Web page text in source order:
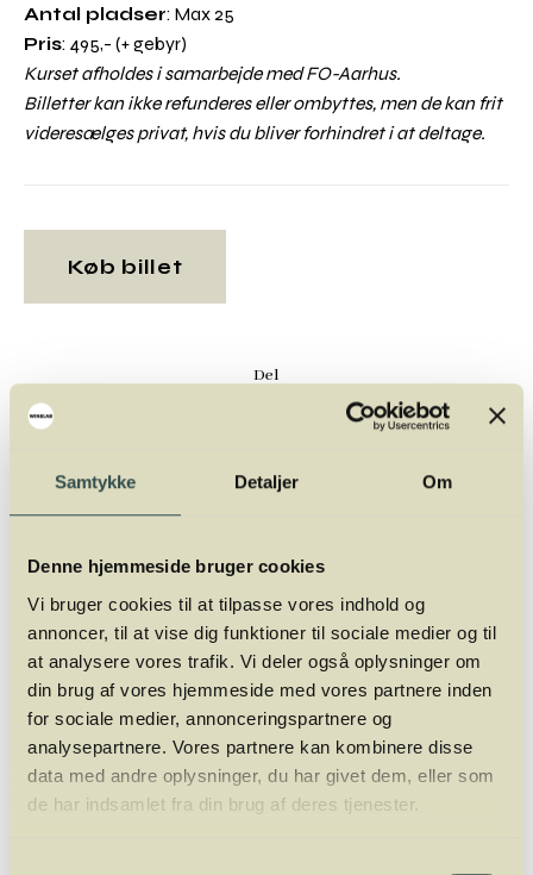
Samtykke Detaljer Om
Denne hjemmeside bruger cookies
Vi bruger cookies til at tilpasse vores indhold og
annoncer, til at vise dig funktioner til sociale medier og til
at analysere vores trafik. Vi deler også oplysninger om
din brug af vores hjemmeside med vores partnere inden
for sociale medier, annonceringspartnere og
analysepartnere. Vores partnere kan kombinere disse
data med andre oplysninger, du har givet dem, eller som
de har indsamlet fra din brug af deres tjenester.
Antal pladser: Max 25
Pris: 495,- (+ gebyr)
Kurset afholdes i samarbejde med FO-Aarhus.
Billetter kan ikke refunderes eller ombyttes, men de kan frit
videresælges privat, hvis du bliver forhindret i at deltage.
Køb billet
Del
Til denne smagning bliver du
undervist af